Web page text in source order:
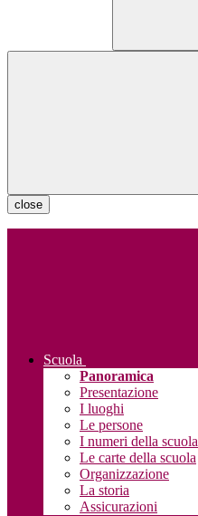
close
Scuola
Panoramica
Presentazione
I luoghi
Le persone
I numeri della scuola
Le carte della scuola
Organizzazione
La storia
Assicurazioni